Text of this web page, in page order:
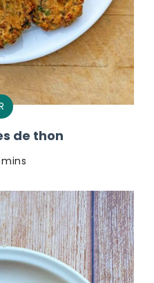
de thon